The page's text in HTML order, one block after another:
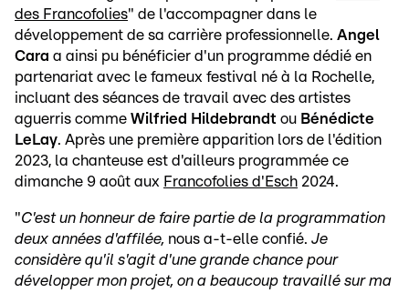
des Francofolies" de l'accompagner dans le
développement de sa carrière professionnelle. Angel
Cara a ainsi pu bénéficier d'un programme dédié en
partenariat avec le fameux festival né à la Rochelle,
incluant des séances de travail avec des artistes
aguerris comme Wilfried Hildebrandt ou Bénédicte
LeLay. Après une première apparition lors de l'édition
2023, la chanteuse est d'ailleurs programmée ce
dimanche 9 août aux Francofolies d'Esch 2024.
"C'est un honneur de faire partie de la programmation
deux années d'affilée, nous a-t-elle confié. Je
considère qu'il s'agit d'une grande chance pour
développer mon projet, on a beaucoup travaillé sur ma